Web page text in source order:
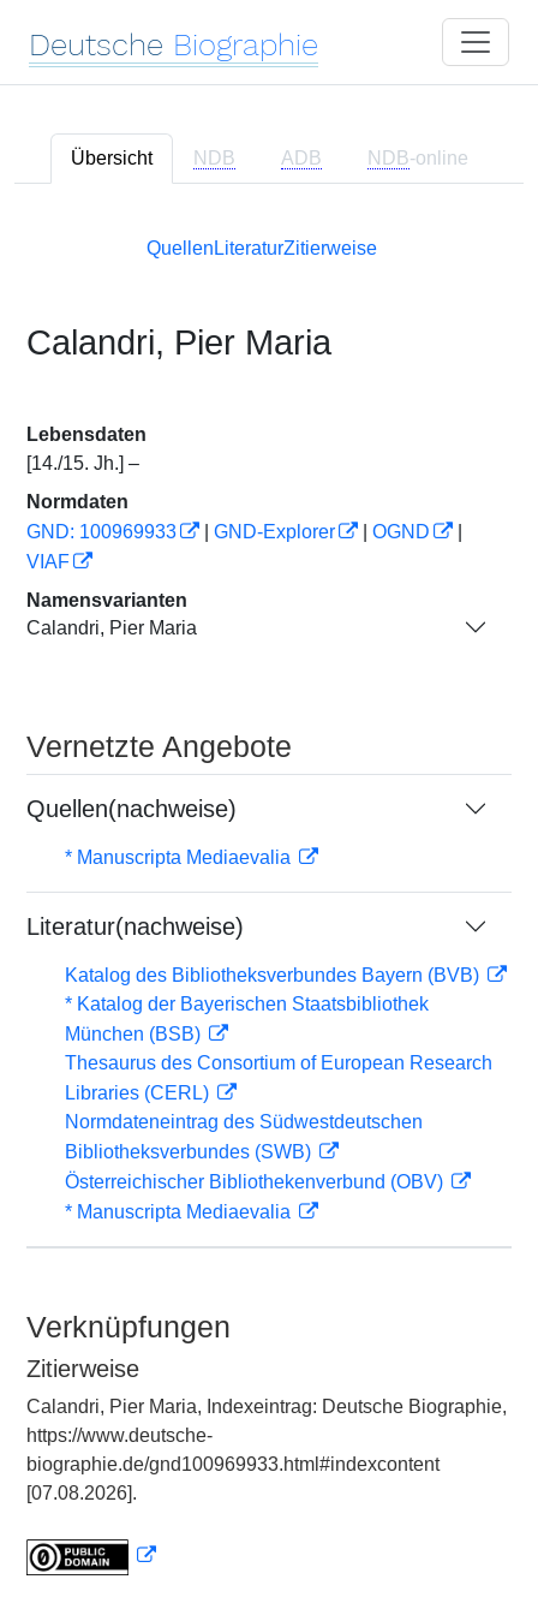
Deutsche Biographie
Übersicht NDB ADB NDB-online
Quellen LiteraturZitierweise
Calandri, Pier Maria
Lebensdaten
[14./15. Jh.] –
Normdaten
GND: 100969933
GND-Explorer OGND
VIAF
Namensvarianten
Calandri, Pier Maria
Vernetzte Angebote
Quellen(nachweise)
* Manuscripta Mediaevalia
Literatur(nachweise)
Katalog des Bibliotheksverbundes Bayern (BVB)
* Katalog der Bayerischen Staatsbibliothek
München (BSB)
Thesaurus des Consortium of European Research
Libraries (CERL)
Normdateneintrag des Südwestdeutschen
Bibliotheksverbundes (SWB)
Österreichischer Bibliothekenverbund (OBV)
* Manuscripta Mediaevalia
Verknüpfungen
Zitierweise
Calandri, Pier Maria, Indexeintrag: Deutsche Biographie,
https://www.deutsche-
biographie.de/gnd100969933.html#indexcontent
[07.08.2026].